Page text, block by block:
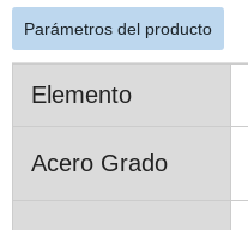
Parámetros del producto
Elemento
Acero Grado